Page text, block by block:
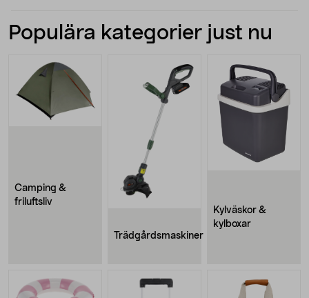
Populära kategorier just nu
Camping &
friluftsliv
Trädgårdsmaskiner
Kylväskor &
kylboxar